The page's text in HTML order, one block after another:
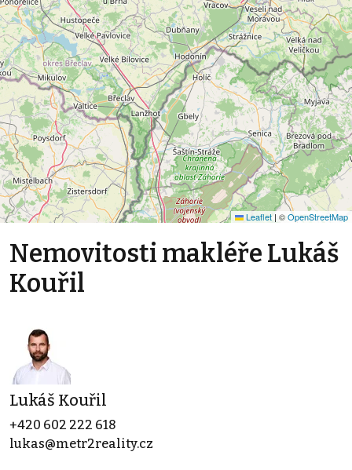
Leaflet | ©OpenStreetMap
Nemovitosti makléře Lukáš
Kouřil
Lukáš Kouřil
+420 602 222 618
lukas@metr2reality.cz